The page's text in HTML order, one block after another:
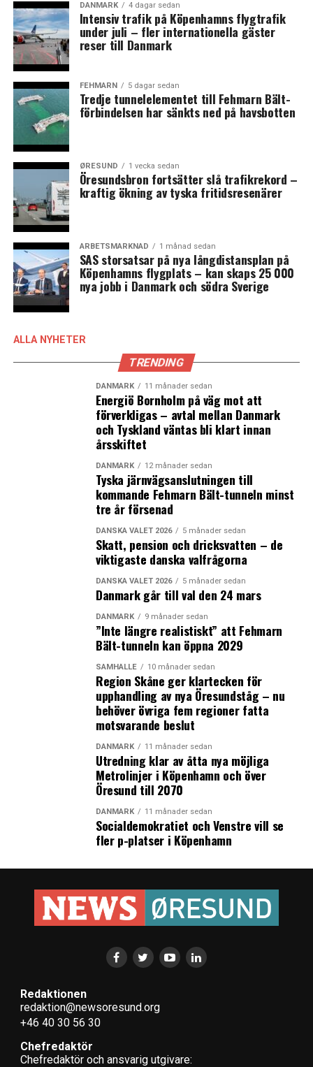
DANMARK 4 dagar sedan
Intensiv trafik på Köpenhamns flygtrafik
under juli – fler internationella gäster
reser till Danmark
FEHMARN 5 dagar sedan
Tredje tunnelelementet till Fehmarn Bält-
förbindelsen har sänkts ned på havsbotten
ØRESUND 1 vecka sedan
Öresundsbron fortsätter slå trafikrekord –
kraftig ökning av tyska fritidsresenärer
ARBETSMARKNAD 1 månad sedan
SAS storsatsar på nya långdistansplan på
Köpenhamns flygplats – kan skaps 25 000
nya jobb i Danmark och södra Sverige
ALLA NYHETER
TRENDING
DANMARK 11 månader sedan
Energiö Bornholm på väg mot att
förverkligas – avtal mellan Danmark
och Tyskland väntas bli klart innan
årsskiftet
DANMARK 12 månader sedan
Tyska järnvägsanslutningen till
kommande Fehmarn Bält-tunneln minst
tre år försenad
DANSKA VALET 2026 5 månader sedan
Skatt, pension och dricksvatten – de
viktigaste danska valfrågorna
DANSKA VALET 2026 5 månader sedan
Danmark går till val den 24 mars
DANMARK 9 månader sedan
”Inte längre realistiskt” att Fehmarn
Bält-tunneln kan öppna 2029
SAMHÄLLE 10 månader sedan
Region Skåne ger klartecken för
upphandling av nya Öresundståg – nu
behöver övriga fem regioner fatta
motsvarande beslut
DANMARK 11 månader sedan
Utredning klar av åtta nya möjliga
Metrolinjer i Köpenhamn och över
Öresund till 2070
DANMARK 11 månader sedan
Socialdemokratiet och Venstre vill se
fler p-platser i Köpenhamn
Redaktionen
redaktion@newsoresund.org
+46 40 30 56 30
Chefredaktör
Chefredaktör och ansvarig utgivare: